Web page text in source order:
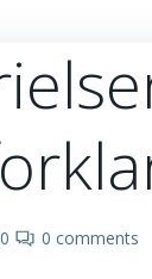
0 comments